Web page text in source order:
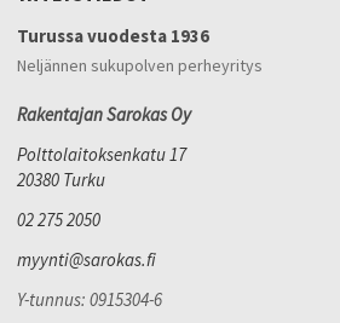
Turussa vuodesta 1936
Neljännen sukupolven perheyritys
Rakentajan Sarokas Oy
Polttolaitoksenkatu 17
20380 Turku
02 275 2050
myynti@sarokas.fi
Y-tunnus: 0915304-6